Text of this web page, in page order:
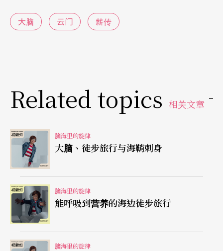
神经化学物质，叫做「催产素」。
时代，我们的老祖先会在一日劳动结束后聚在一
起，把农耕、狩猎、采集、建造时接收的外在刺
只要听过某人的故事，即便不认识这个人，也会在
不知不觉中产生联系？原因就是听故事会让我们的
大脑分泌了「催产素」，把它想成爱与关心的荷尔
蒙吧，这样会比较好理解。
听故事时大脑产生的催产素，是爱与关怀的信号：
用前一阵子超红的日剧《初恋》为例，只要男女主
大脑 云门 薪传
Related topics 相关文章
脑海里的旋律
大脑、徒步旅行与海鞘刺身
脑海里的旋律
能呼吸到营养的海边徒步旅行
脑海里的旋律